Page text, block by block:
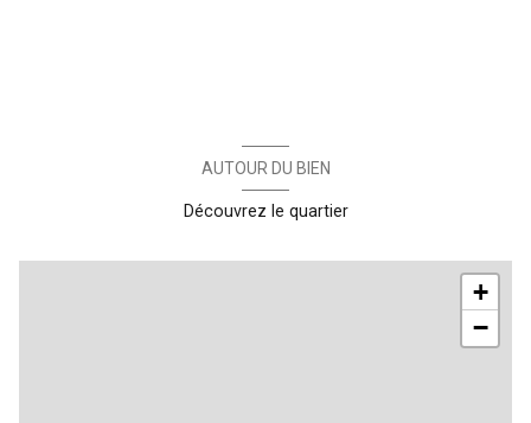
AUTOUR DU BIEN
Découvrez le quartier
+
−